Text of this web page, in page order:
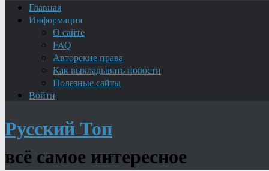
Главная
Информация
О сайте
FAQ
Авторские права
Как выкладывать новости
Полезные сайты
Войти
Русский Топ
всё самое интересное